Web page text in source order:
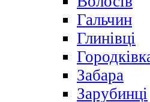
Гальчин
Глинівці
Забара
Зарубинці